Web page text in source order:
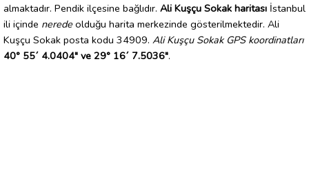
almaktadır. Pendik ilçesine bağlıdır. Ali Kuşçu Sokak haritası İstanbul
ili içinde nerede olduğu harita merkezinde gösterilmektedir. Ali
Kuşçu Sokak posta kodu 34909. Ali Kuşçu Sokak GPS koordinatları
40° 55´ 4.0404" ve 29° 16´ 7.5036".